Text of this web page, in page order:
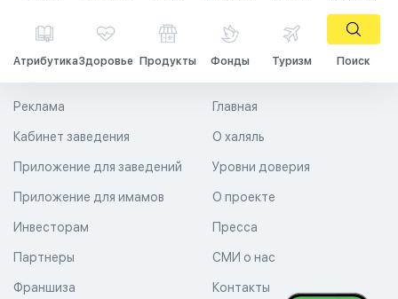
АтрибутикаЗдоровье Продукты Фонды Туризм Поиск
Главная
О халяль
Уровни доверия
Реклама
Кабинет заведения
Приложение для заведений
Приложение для имамов О проекте
Пресса
СМИ о нас
Контакты
Инвесторам
Партнеры
Франшиза